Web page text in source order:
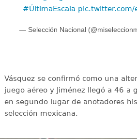
#ÚltimaEscala pic.twitter.com/
— Selección Nacional
Vásquez se confirmó como una
juego aéreo y Jiménez llegó a 46 a
en segundo lugar de anotadores
selección mexicana.